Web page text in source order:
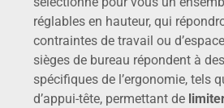
réglables en hauteur, qui
contraintes de travail ou
sièges de bureau répondent à
spécifiques de l’ergonomie, tels
d’appui-tête, permettant de